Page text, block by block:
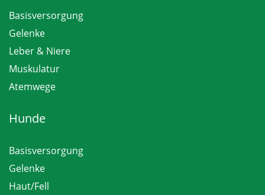
Basisversorgung
Gelenke
Leber & Niere
Muskulatur
Atemwege
Hunde
Basisversorgung
Gelenke
Haut/Fell